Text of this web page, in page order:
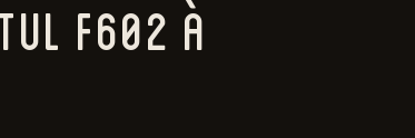
F602 À